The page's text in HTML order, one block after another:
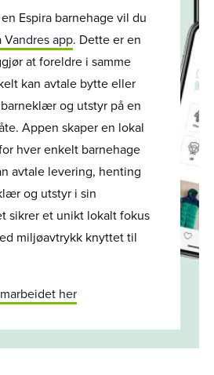
Espira barnehage vil du
Vandres app. Dette er en
at foreldre i samme
kan avtale bytte eller
og utstyr på en
Appen skaper en lokal
hver enkelt barnehage
avtale levering, henting
og utstyr i sin
sikrer et unikt lokalt fokus
miljøavtrykk knyttet til
her